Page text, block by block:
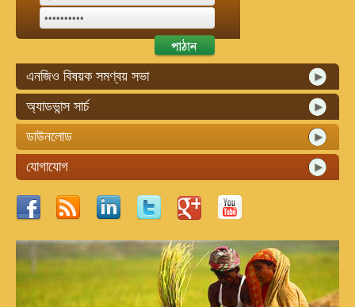
এনজিও বিষয়ক সমণ্বয় সভা
অ্যাডভান্স সার্চ
ডাউনলোড
যোগাযোগ